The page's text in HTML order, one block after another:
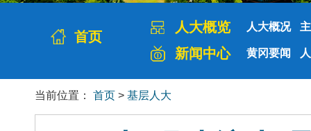
首页
人大概览 人大概况
新闻中心 黄冈要闻
当前位置： 首页 > 基层人大